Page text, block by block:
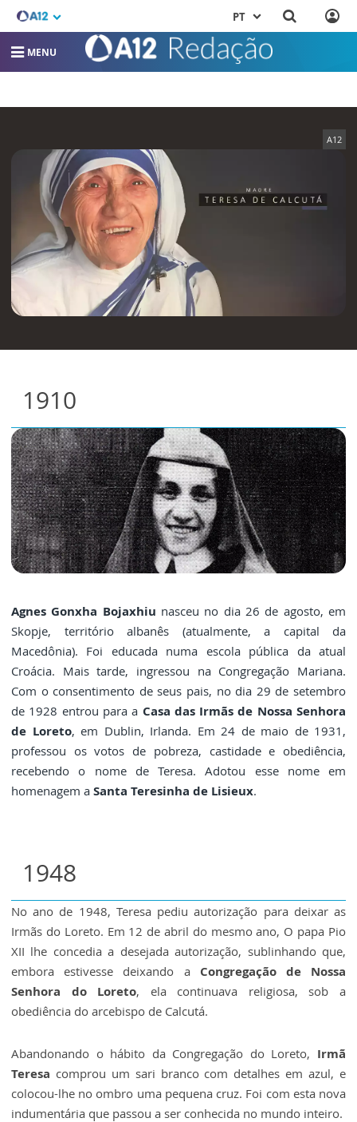
PT
MENU
A12
1910
Agnes Gonxha Bojaxhiu nasceu no dia 26 de agosto, em
Skopje, território albanês (atualmente, a capital da
Macedônia). Foi educada numa escola pública da atual
Croácia. Mais tarde, ingressou na Congregação Mariana.
Com o consentimento de seus pais, no dia 29 de setembro
de 1928 entrou para a Casa das Irmãs de Nossa Senhora
de Loreto, em Dublin, Irlanda. Em 24 de maio de 1931,
professou os votos de pobreza, castidade e obediência,
recebendo o nome de Teresa. Adotou esse nome em
homenagem a Santa Teresinha de Lisieux.
1948
No ano de 1948, Teresa pediu autorização para deixar as
Irmãs do Loreto. Em 12 de abril do mesmo ano, O papa Pio
XII lhe concedia a desejada autorização, sublinhando que,
embora estivesse deixando a Congregação de Nossa
Senhora do Loreto, ela continuava religiosa, sob a
obediência do arcebispo de Calcutá.
Abandonando o hábito da Congregação do Loreto, Irmã
Teresa comprou um sari branco com detalhes em azul, e
colocou-lhe no ombro uma pequena cruz. Foi com esta nova
indumentária que passou a ser conhecida no mundo inteiro.